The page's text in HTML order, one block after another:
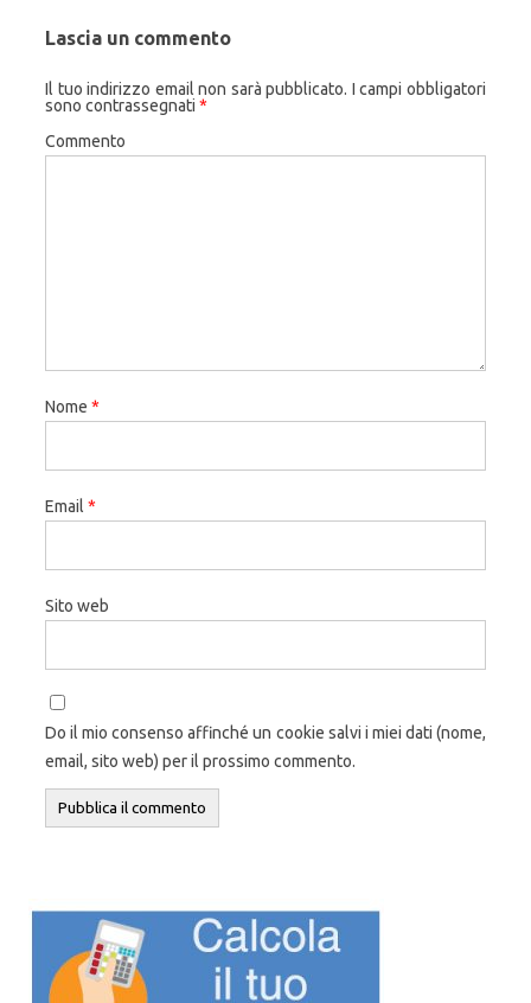
Lascia un commento
Il tuo indirizzo email non sarà pubblicato. I campi obbligatori
sono contrassegnati *
Commento
Nome *
Email *
Sito web
Do il mio consenso affinché un cookie salvi i miei dati (nome,
email, sito web) per il prossimo commento.